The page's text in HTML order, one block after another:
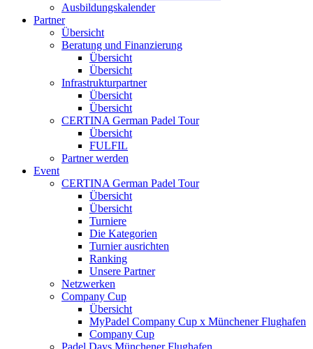
Ausbildungskalender
Partner
Übersicht
Beratung und Finanzierung
Übersicht
Übersicht
Infrastrukturpartner
Übersicht
Übersicht
CERTINA German Padel Tour
Übersicht
FULFIL
Partner werden
Event
CERTINA German Padel Tour
Übersicht
Übersicht
Turniere
Die Kategorien
Turnier ausrichten
Ranking
Unsere Partner
Netzwerken
Company Cup
Übersicht
MyPadel Company Cup x Münchener Flughafen
Company Cup
Padel Days Münchener Flughafen